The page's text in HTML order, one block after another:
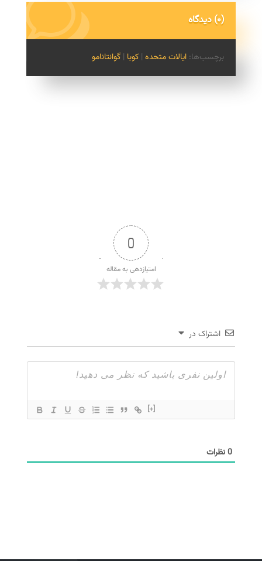
(0) دیدگاه
برچسب‌ها: ایالات متحده| کوبا | گوانتانامو
0
امتیازدهی به مقاله
اشتراک در
[+]
0نظرات